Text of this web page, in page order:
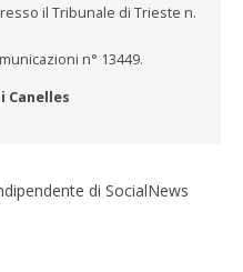
il Tribunale di Trieste n.
n° 13449.
Canelles
di SocialNews